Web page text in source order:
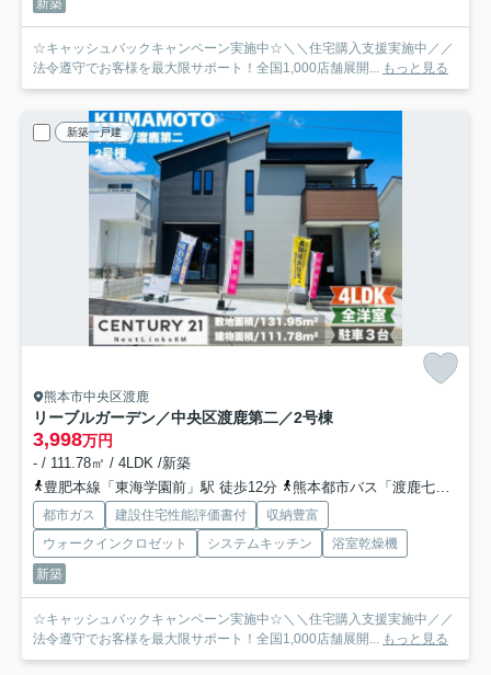
新築
☆キャッシュバックキャンペーン実施中☆＼＼住宅購入支援実施中／／
法令遵守でお客様を最大限サポート！全国1,000店舗展開... もっと見る
新築一戸建
熊本市中央区渡鹿
リーブルガーデン／中央区渡鹿第二／2号棟
3,998万円
- / 111.78㎡ / 4LDK /新築
豊肥本線「東海学園前」駅 徒歩12分
熊本都市バス「渡鹿七丁目」バス停下車 徒歩2分
都市ガス 建設住宅性能評価書付
収納豊富
ウォークインクロゼット
システムキッチン
浴室乾燥機
新築
☆キャッシュバックキャンペーン実施中☆＼＼住宅購入支援実施中／／
法令遵守でお客様を最大限サポート！全国1,000店舗展開... もっと見る